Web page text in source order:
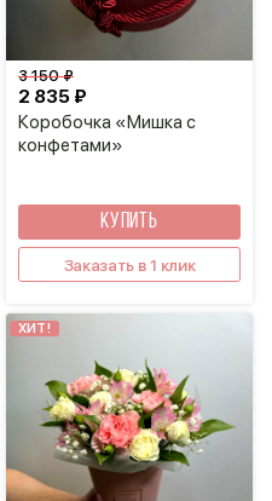
Коробочка «Мишка с
конфетами»
2 835 ₽
3 150 ₽
КУПИТЬ
Заказать в 1 клик
ХИТ!